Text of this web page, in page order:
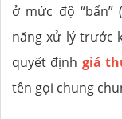
ở mức độ “bẩn”
năng xử lý trước
quyết định giá
tên gọi chung